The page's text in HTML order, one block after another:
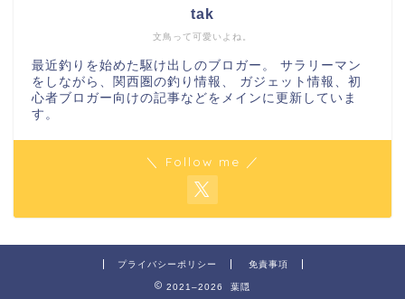
文鳥って可愛いよね。
tak
最近釣りを始めた駆け出しのブロガー。 サラリーマン
をしながら、関西圏の釣り情報、 ガジェット情報、初
心者ブロガー向けの記事などをメインに更新していま
す。
＼ Follow me ／
プライバシーポリシー 免責事項
2021–2026 葉隠